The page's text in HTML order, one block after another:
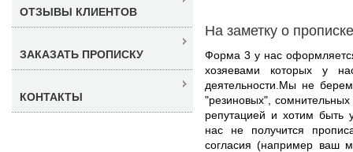
На заметку о прописке
Форма 3 у нас
хозяевами которых у
деятельности.Мы не
"резиновых",
репутацией и хотим быть
нас не получится
согласия (например ваш
ОТЗЫВЫ КЛИЕНТОВ
ЗАКАЗАТЬ ПРОПИСКУ
КОНТАКТЫ